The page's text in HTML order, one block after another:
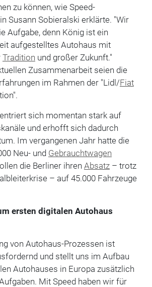
zu können, wie Speed-
Susann Sobieralski erklärte. "Wir
Aufgabe, denn König ist ein
aufgestelltes Autohaus mit
Tradition und großer Zukunft."
Zusammenarbeit seien die
im Rahmen der "Lidl/Fiat
sich momentan stark auf
und erhofft sich dadurch
Im vergangenen Jahr hatte die
Neu- und Gebrauchtwagen
die Berliner ihren Absatz– trotz
– auf 45.000 Fahrzeuge
ersten digitalen Autohaus
von Autohaus-Prozessen ist
und stellt uns im Aufbau
Autohauses in Europa zusätzlich
Mit Speed haben wir für